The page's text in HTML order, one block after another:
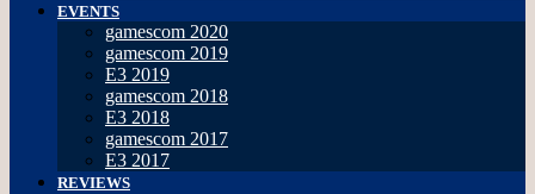
EVENTS
gamescom 2020
gamescom 2019
E3 2019
gamescom 2018
E3 2018
gamescom 2017
E3 2017
REVIEWS